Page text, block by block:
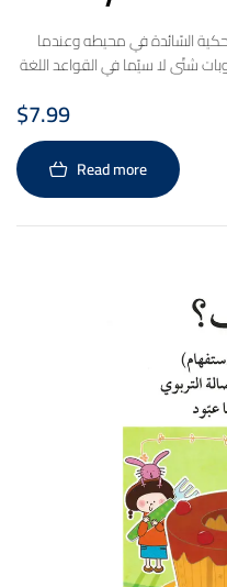
السّائدة في محيطه وعندما
شتّى لا سيّما في القواعد اللغة
خلال التّكرار، و من خلال جُملٍ
$7.99
Read more